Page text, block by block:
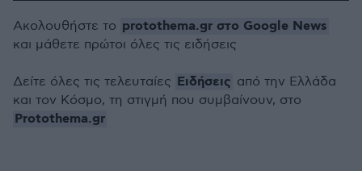
Ακολουθήστε το protothema.gr στο Google News
και μάθετε πρώτοι όλες τις ειδήσεις
Δείτε όλες τις τελευταίες Ειδήσεις από την Ελλάδα
και τον Κόσμο, τη στιγμή που συμβαίνουν, στο
Protothema.gr